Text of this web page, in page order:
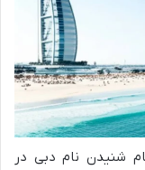
شنیدن نام دبی در